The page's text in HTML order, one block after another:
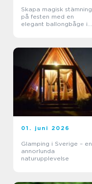
Skapa magisk stämning
på festen med en
elegant ballongbåge i
01. juni 2026
Glamping i Sverige – en
annorlunda
naturupplevelse